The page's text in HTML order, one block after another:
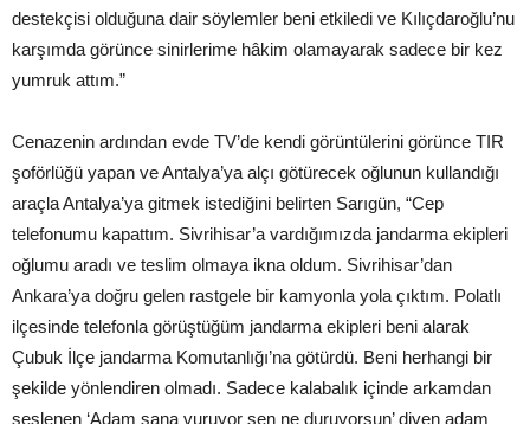
destekçisi olduğuna dair söylemler beni etkiledi ve Kılıçdaroğlu’nu
karşımda görünce sinirlerime hâkim olamayarak sadece bir kez
yumruk attım.”
Cenazenin ardından evde TV’de kendi görüntülerini görünce TIR
şoförlüğü yapan ve Antalya’ya alçı götürecek oğlunun kullandığı
araçla Antalya’ya gitmek istediğini belirten Sarıgün, “Cep
telefonumu kapattım. Sivrihisar’a vardığımızda jandarma ekipleri
oğlumu aradı ve teslim olmaya ikna oldum. Sivrihisar’dan
Ankara’ya doğru gelen rastgele bir kamyonla yola çıktım. Polatlı
ilçesinde telefonla görüştüğüm jandarma ekipleri beni alarak
Çubuk İlçe jandarma Komutanlığı’na götürdü. Beni herhangi bir
şekilde yönlendiren olmadı. Sadece kalabalık içinde arkamdan
seslenen ‘Adam sana vuruyor sen ne duruyorsun’ diyen adam